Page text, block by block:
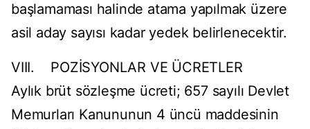
başlamaması halinde atama yapılmak üzere
asil aday sayısı kadar yedek belirlenecektir.
VIII. POZİSYONLAR VE ÜCRETLER
Aylık brüt sözleşme ücreti; 657 sayılı Devlet
Memurları Kanununun 4 üncü maddesinin